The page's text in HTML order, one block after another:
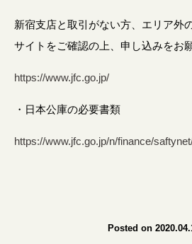
新宿支店と取引がない方、エリア外
サイトをご確認の上、申し込みをお
https://www.jfc.go.jp/
・日本公庫の必要書類
https://www.jfc.go.jp/n/finance/
Posted on